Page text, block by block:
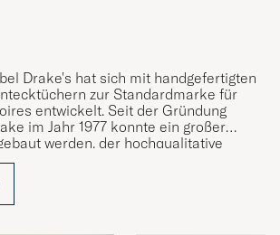
Drake's hat sich mit handgefertigten
zur Standardmarke für
entwickelt. Seit der Gründung
im Jahr 1977 konnte ein großer
werden, der hochqualitative
Design zu schätzen weiß. In
für den hohen Anspruch
verwendeten Materialien stammen